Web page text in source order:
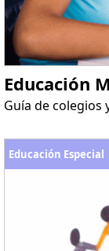
Educación
Guía de colegios
Educación Especial